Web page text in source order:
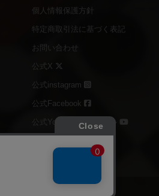
個人情報保護方針
特定商取引法に基づく表記
お問い合わせ
公式X
公式instagram
公式Facebook
公式YouTubeチャンネル